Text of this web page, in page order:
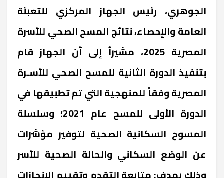
الجوهري، رئيس الجهاز المركزي للتعبئة
العامة والإحصاء، نتائج المسح الصحي للأسرة
المصرية 2025، مشيراُ إلى أن الجهاز قام
بتنفيذ الدورة الثانية للمسح الصحي للأسـرة
المصرية وفقاً للمنهجية التي تم تطبيقها في
الدورة الأولى للمسح عام 2021؛ وسلسلة
المسوح السكانية الصحية لتوفير مؤشرات
عن الوضع السكاني والحالة الصحية للأسر